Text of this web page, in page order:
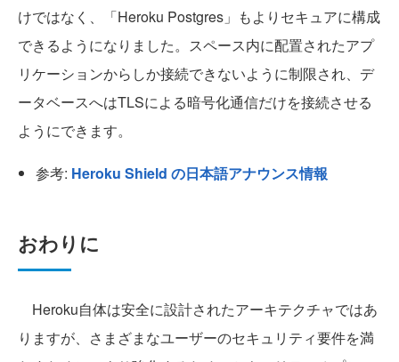
けではなく、「Heroku Postgres」もよりセキュアに構成
できるようになりました。スペース内に配置されたアプ
リケーションからしか接続できないように制限され、デ
ータベースへはTLSによる暗号化通信だけを接続させる
ようにできます。
参考: Heroku Shield の日本語アナウンス情報
おわりに
Heroku自体は安全に設計されたアーキテクチャではあ
りますが、さまざまなユーザーのセキュリティ要件を満